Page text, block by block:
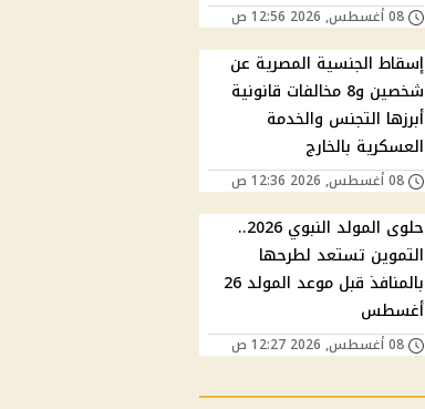
08 أغسطس, 2026 12:56 ص
إسقاط الجنسية المصرية عن
شخصين و8 مخالفات قانونية
أبرزها التجنس والخدمة
العسكرية بالخارج
08 أغسطس, 2026 12:36 ص
حلوى المولد النبوي 2026..
التموين تستعد لطرحها
بالمنافذ قبل موعد المولد 26
أغسطس
08 أغسطس, 2026 12:27 ص